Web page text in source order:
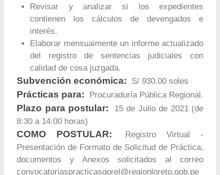
Revisar y analizar si los expedientes
contienen los cálculos de devengados e
interés.
Elaborar mensuaimente un informe actualizado
del registro de sentencias judiciales con
calidad de cosa juzgada.
Subvención económica: S/ 930.00 soles
Prácticas para: Procuraduría Pública Regional.
Plazo para postular:
15 de Julio de 2021 (de
8:30 a 14:00 horas)
COMO POSTULAR:
Registro Virtual -
Presentación de Formato de Solicitud de Práctica,
documentos y Anexos solicitados al correo
convocatoriaspracticasgorel@regionloreto.gob.pe